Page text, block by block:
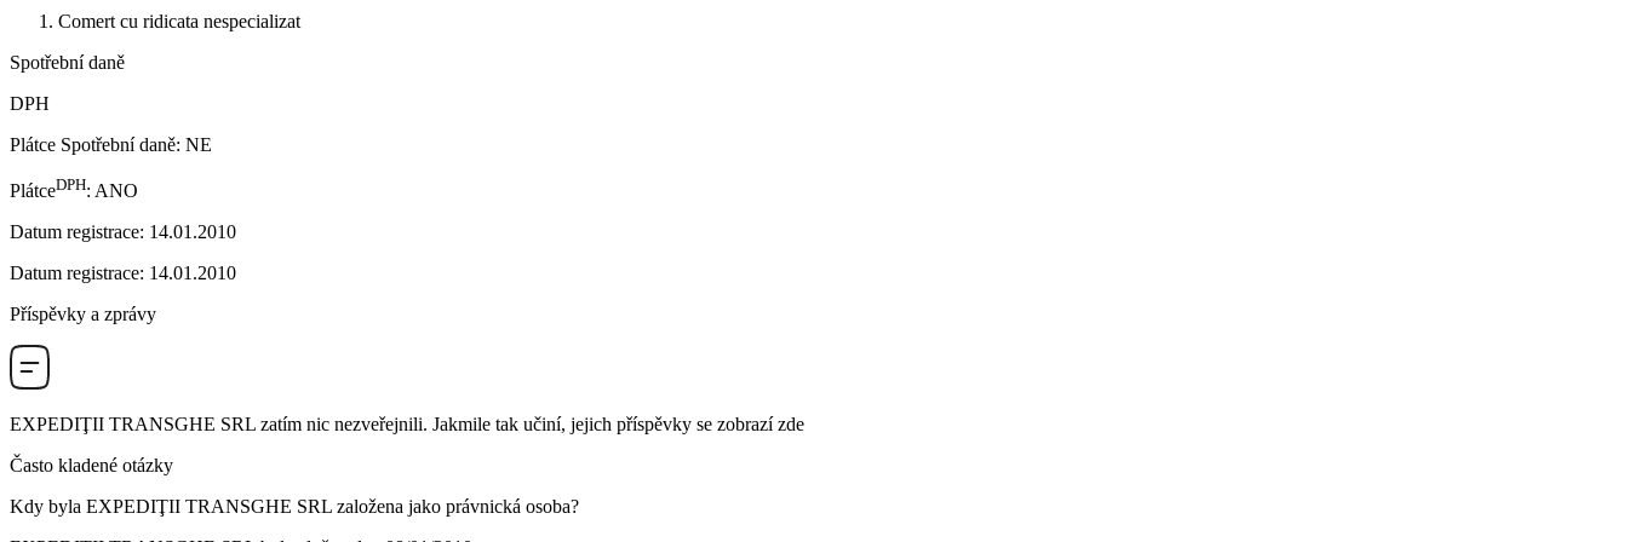
Comert cu ridicata nespecializat
Spotřební daně
DPH
Plátce Spotřební daně: NE
PlátceDPH: ANO
Datum registrace: 14.01.2010
Datum registrace: 14.01.2010
Příspěvky a zprávy
EXPEDIŢII TRANSGHE SRL zatím nic nezveřejnili. Jakmile tak učiní, jejich příspěvky se zobrazí zde
Často kladené otázky
Kdy byla EXPEDIŢII TRANSGHE SRL založena jako právnická osoba?